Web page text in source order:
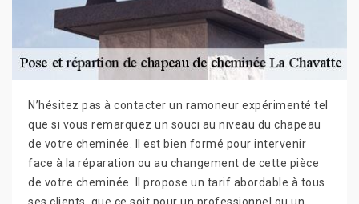
N’hésitez pas à contacter un ramoneur expérimenté tel
que si vous remarquez un souci au niveau du chapeau
de votre cheminée. Il est bien formé pour intervenir
face à la réparation ou au changement de cette pièce
de votre cheminée. Il propose un tarif abordable à tous